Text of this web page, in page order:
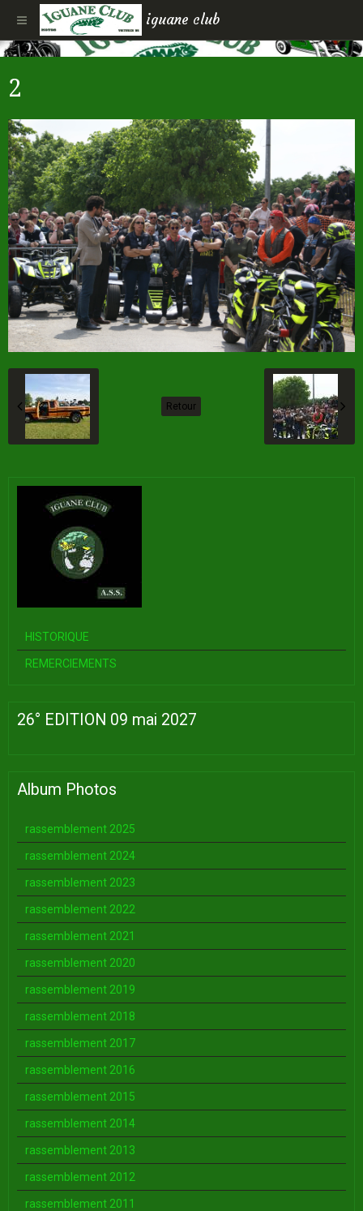
iguane club
2
Retour
HISTORIQUE
REMERCIEMENTS
26° EDITION 09 mai 2027
Album Photos
rassemblement 2025
rassemblement 2024
rassemblement 2023
rassemblement 2022
rassemblement 2021
rassemblement 2020
rassemblement 2019
rassemblement 2018
rassemblement 2017
rassemblement 2016
rassemblement 2015
rassemblement 2014
rassemblement 2013
rassemblement 2012
rassemblement 2011